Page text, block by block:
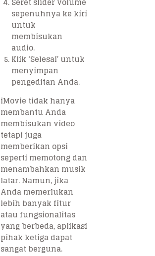
sepenuhnya ke kiri
untuk
membisukan
audio.
Klik ‘Selesai’ untuk
menyimpan
pengeditan Anda.
iMovie tidak hanya
membantu Anda
membisukan video
tetapi juga
memberikan opsi
seperti memotong dan
menambahkan musik
latar. Namun, jika
Anda memerlukan
lebih banyak fitur
atau fungsionalitas
yang berbeda, aplikasi
pihak ketiga dapat
sangat berguna.